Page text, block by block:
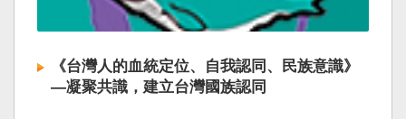
《台灣人的血統定位、自我認同、民族意識》
—凝聚共識，建立台灣國族認同